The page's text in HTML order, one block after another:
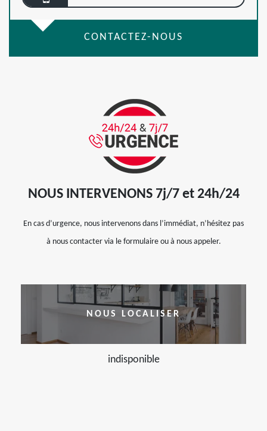
CONTACTEZ-NOUS
NOUS INTERVENONS 7j/7 et 24h/24
En cas d’urgence, nous intervenons dans l’immédiat, n’hésitez pas
à nous contacter via le formulaire ou à nous appeler.
NOUS LOCALISER
indisponible